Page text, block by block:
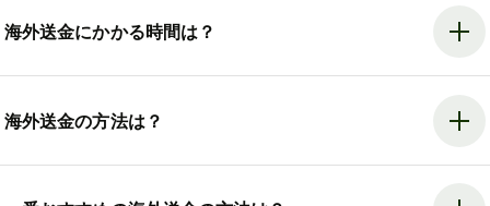
海外送金にかかる時間は？
海外送金の方法は？